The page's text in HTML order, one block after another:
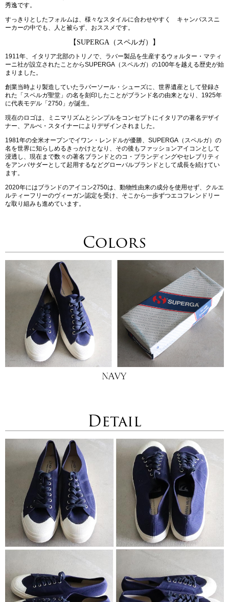
秀逸です。
すっきりとしたフォルムは、様々なスタイルに合わせやすく キャンバススニ
ーカーの中でも、人と被らず、おススメです。
【SUPERGA（スペルガ）】
1911年、イタリア北部のトリノで、ラバー製品を生産するウォルター・マティ
ーニ社が設立されたことからSUPERGA（スペルガ）の100年を越える歴史が始
まりました。
創業当時より製造していたラバーソール・シューズに、世界遺産として登録さ
れた「スペルガ聖堂」の名を刻印したことがブランド名の由来となり、1925年
に代表モデル「2750」が誕生。
現在のロゴは、ミニマリズムとシンプルをコンセプトにイタリアの著名デザイ
ナー、アルべ・スタイナーによりデザインされました。
1981年の全米オープンでイワン・レンドルが優勝、SUPERGA（スペルガ）の
名を世界に知らしめるきっかけとなり、その後もファッションアイコンとして
浸透し、現在まで数々の著名ブランドとのコ・ブランディングやセレブリティ
をアンバサダーとして起用するなどグローバルブランドとして成長を続けてい
ます。
2020年にはブランドのアイコン2750は、動物性由来の成分を使用せず、クルエ
ルティーフリーのヴィーガン認定を受け、そこから一歩ずつエコフレンドリー
な取り組みも進めています。
Colors
Detail